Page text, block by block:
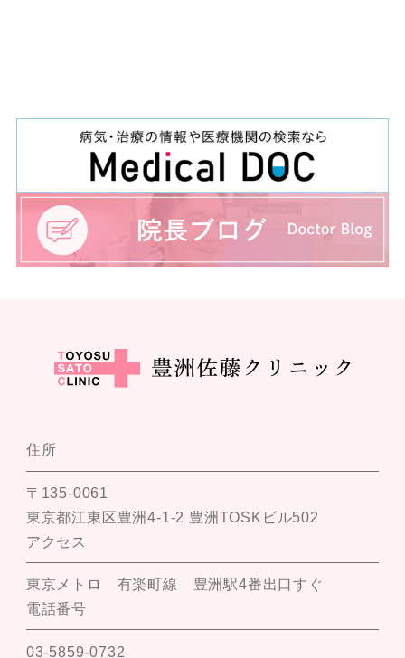
住所
〒135-0061
東京都江東区豊洲4-1-2 豊洲TOSKビル502
アクセス
東京メトロ 有楽町線 豊洲駅4番出口すぐ
電話番号
03-5859-0732